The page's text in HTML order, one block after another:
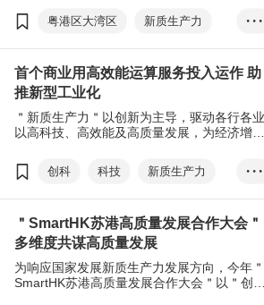
用创科推动传统优势产业升级，培育壮大新兴
及未来产业。香港特别行政区政府推出了多项
局合办第五场＂GoGBA大湾区发展日＂，助中
小企抢抓＂新质生产力＂新机遇。
粤港区大湾区
新质生产力
高质量发展
中小企
创科
• • •
首个商业用高效能运算服务投入运作 助
推新型工业化
＂新质生产力＂以创新为主导，驱动各行各业
以高科技、高效能及高质量发展，为经济增添
用高效能运算服务（High-Performance
Computing, HPC），其微电子中心
力香港走向＂新型工业化＂的方向，配合国家
推动＂新质生产力＂的愿景。
创科 科技
新质生产力
智慧城市
• • •
＂SmartHK苏港高质量发展合作大会＂
多维度共谋高质量发展
为响应国家发展新质生产力发展方向，今年＂
SmartHK苏港高质量发展合作大会＂以＂创新